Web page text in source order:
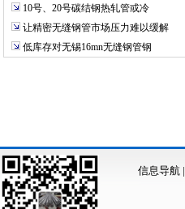
10号、20号碳结钢热轧管或冷
让精密无缝钢管市场压力难以缓解
低库存对无锡16mn无缝钢管钢
信息导航|